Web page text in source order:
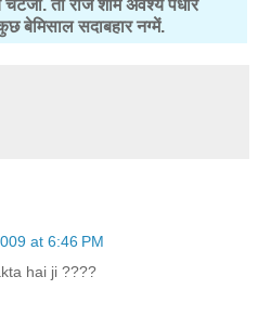
तो रोज शाम अवश्य पधारें
सदाबहार नग्में.
at 6:46 PM
hai ji ????